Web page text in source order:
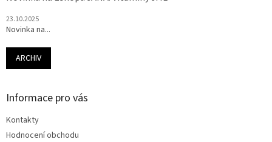
23.10.2025
Novinka na...
ARCHIV
Informace pro vás
Kontakty
Hodnocení obchodu